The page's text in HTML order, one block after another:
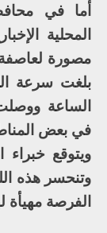
أما في
المحلية
مصورة
في بعض
ويتوقع خبراء
وتنحسر هذه
الفرصة